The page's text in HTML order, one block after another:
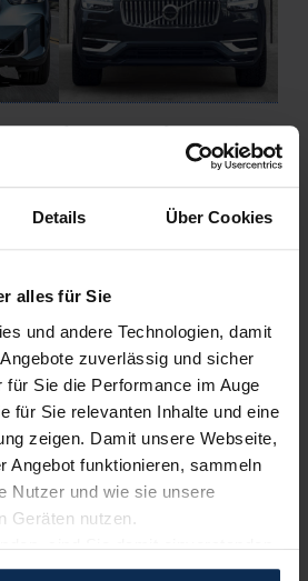
Details Über Cookies
alles für Sie
und andere Technologien, damit
zuverlässig und sicher
für Sie die Performance im Auge
für Sie relevanten Inhalte und eine
zeigen. Damit unsere Webseite,
Angebot funktionieren, sammeln
Nutzer und wie sie unsere
Geräten nutzen.
sind Sie damit einverstanden
für unseren Service zu
XC90 (Test 2023): Premium-
XC90 glücklich. Was die beiden aber
auszeichnet, zeigt unser
KI-generiert